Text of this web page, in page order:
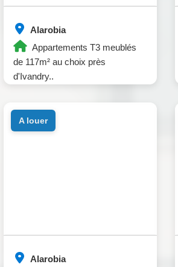
Alarobia
Appartements T3 meublés
de 117m² au choix près
d'Ivandry..
Alarobia
a louer